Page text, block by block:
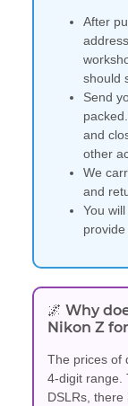
After
should
Send
and
other
We
and
You
🌌 Why
Nikon Z
The prices of
4-digit range.
DSLRs, there